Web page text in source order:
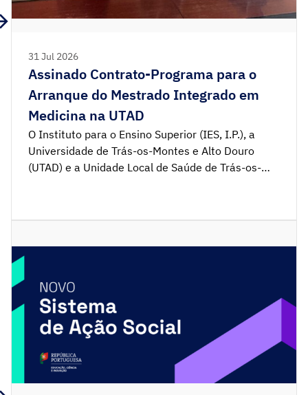
31 Jul 2026
Assinado Contrato-Programa para o
Arranque do Mestrado Integrado em
Medicina na UTAD
O Instituto para o Ensino Superior (IES, I.P.), a
Universidade de Trás-os-Montes e Alto Douro
(UTAD) e a Unidade Local de Saúde de Trás-os-
de arranque, consolidação e avaliação do novo
homologado pelo Ministro da Educação, […]